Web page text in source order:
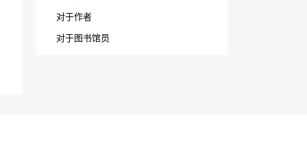
对于作者
对于图书馆员